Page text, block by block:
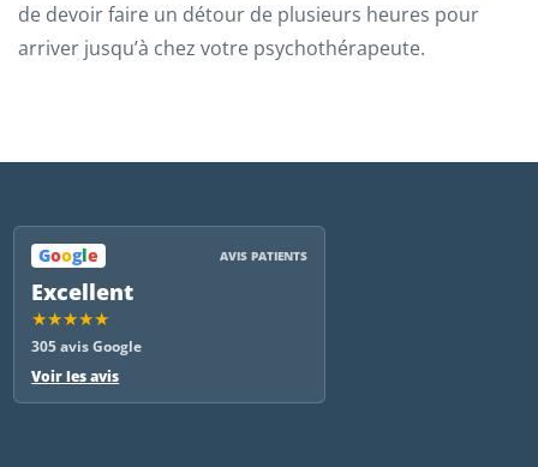
de devoir faire un détour de plusieurs heures pour
arriver jusqu’à chez votre psychothérapeute.
Google AVIS PATIENTS
Excellent
★★★★★
305 avis Google
Voir les avis